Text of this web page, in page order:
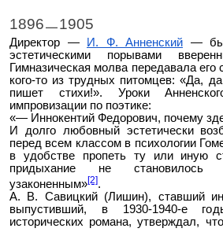
1896ㅡ1905
Директор — И. Ф. Анненский —
эстетическими порывами
Гимназическая молва передавала
кого-то из трудных питомцев: «Да,
пишет стихи!». Уроки
импровизации по поэтике:
«— Иннокентий Федорович, почему
И долго любовный эстетически
перед всем классом в психологии
в удобстве пропеть ту или иную
придыхание не становилось
узаконенным»[2].
А. В. Савицкий (Лишин), ставший
выпустивший, в 1930-1940-е
исторических романа, утверждал,